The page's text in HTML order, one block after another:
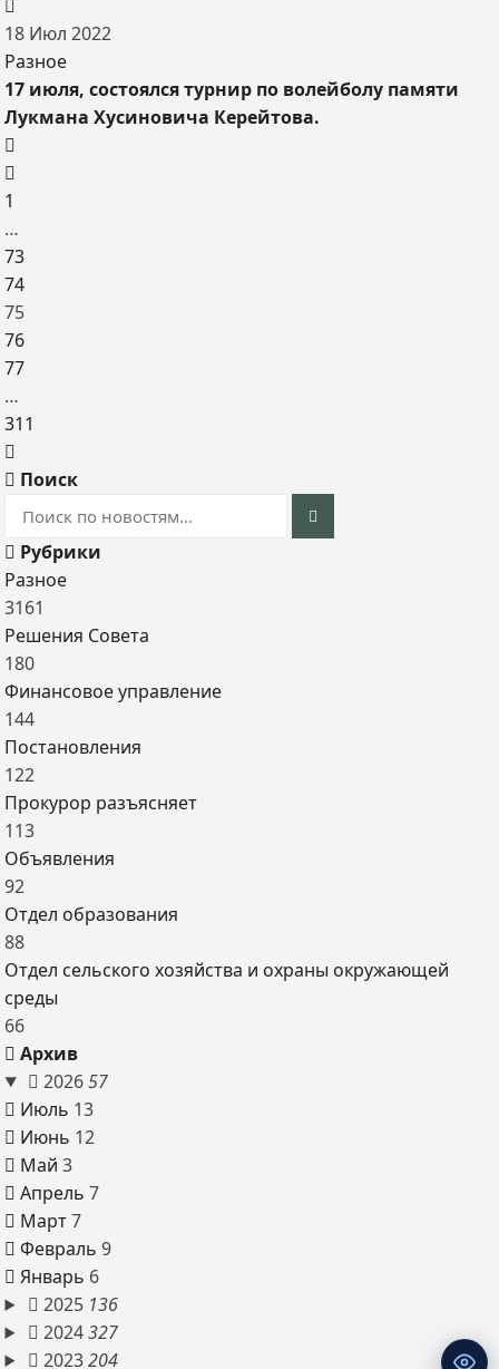
18 Июл 2022
Разное
17 июля, состоялся турнир по волейболу памяти
Лукмана Хусиновича Керейтова.
1
…
73
74
75
76
77
…
311
Поиск
Рубрики
Разное
3161
Решения Совета
180
Финансовое управление
144
Постановления
122
Прокурор разъясняет
113
Объявления
92
Отдел образования
88
Отдел сельского хозяйства и охраны окружающей
среды
66
Архив
202657
Июль 13
Июнь 12
Май3
Апрель7
Март7
Февраль9
Январь 6
2025 136
2024327
2023204